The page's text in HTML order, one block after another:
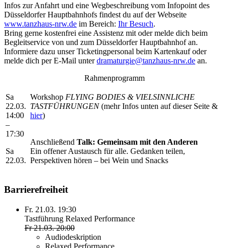
Infos zur Anfahrt und eine Wegbeschreibung vom Infopoint des
Düsseldorfer Hauptbahnhofs findest du auf der Webseite
www.tanzhaus-nrw.de im Bereich: Ihr Besuch.
Bring gerne kostenfrei eine Assistenz mit oder melde dich beim
Begleitservice von und zum Düsseldorfer Hauptbahnhof an.
Informiere dazu unser Ticketingpersonal beim Kartenkauf oder
melde dich per E-Mail unterdramaturgie@tanzhaus-nrw.de an.
Rahmenprogramm
Sa
22.03.
14:00
–
17:30
Sa
22.03.
Workshop FLYING BODIES & VIELSINNLICHE
TASTFÜHRUNGEN(mehr Infos unten auf dieser Seite &
hier)
Anschließend Talk: Gemeinsam mit den Anderen
Ein offener Austausch für alle. Gedanken teilen,
Perspektiven hören – bei Wein und Snacks
Barrierefreiheit
Fr. 21.03. 19:30
Tastführung Relaxed Performance
Fr 21.03.20:00
Audiodeskription
Relaxed Performance